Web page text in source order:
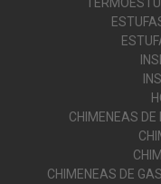
CHIMENEAS DE
CHIMENEAS DE